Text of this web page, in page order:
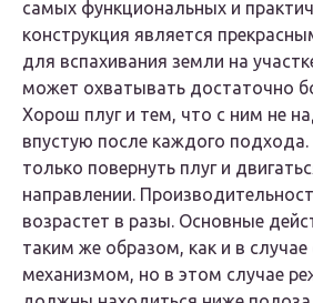
самых функциональных и
конструкция является
для вспахивания земли на
может охватывать достаточно
Хорош плуг и тем, что с ним не
впустую после каждого
только повернуть плуг и
направлении.
возрастет в разы. Основные
таким же образом, как и в
механизмом, но в этом случае